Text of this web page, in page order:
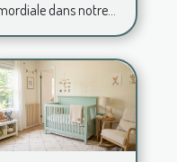
dans notre...